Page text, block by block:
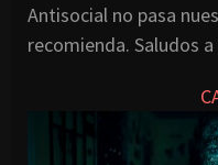
Antisocial no pasa
recomienda. Saludos